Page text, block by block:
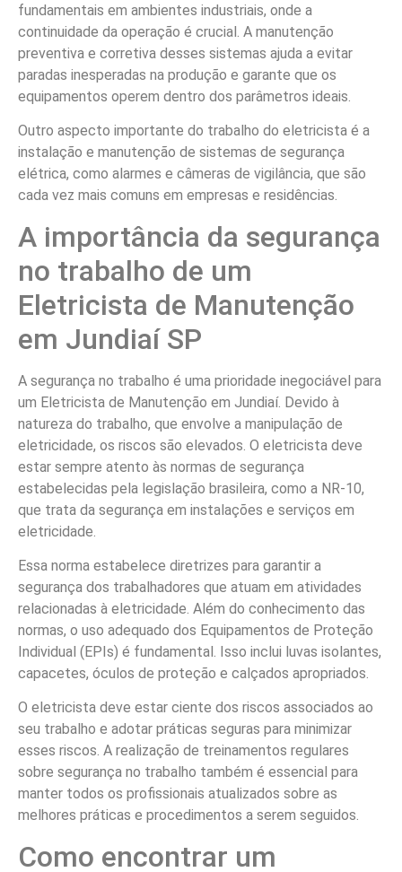
fundamentais em ambientes industriais, onde a
continuidade da operação é crucial. A manutenção
preventiva e corretiva desses sistemas ajuda a evitar
paradas inesperadas na produção e garante que os
equipamentos operem dentro dos parâmetros ideais.
Outro aspecto importante do trabalho do eletricista é a
instalação e manutenção de sistemas de segurança
elétrica, como alarmes e câmeras de vigilância, que são
cada vez mais comuns em empresas e residências.
A importância da segurança
no trabalho de um
Eletricista de Manutenção
em Jundiaí SP
A segurança no trabalho é uma prioridade inegociável para
um Eletricista de Manutenção em Jundiaí. Devido à
natureza do trabalho, que envolve a manipulação de
eletricidade, os riscos são elevados. O eletricista deve
estar sempre atento às normas de segurança
estabelecidas pela legislação brasileira, como a NR-10,
que trata da segurança em instalações e serviços em
eletricidade.
Essa norma estabelece diretrizes para garantir a
segurança dos trabalhadores que atuam em atividades
relacionadas à eletricidade. Além do conhecimento das
normas, o uso adequado dos Equipamentos de Proteção
Individual (EPIs) é fundamental. Isso inclui luvas isolantes,
capacetes, óculos de proteção e calçados apropriados.
O eletricista deve estar ciente dos riscos associados ao
seu trabalho e adotar práticas seguras para minimizar
esses riscos. A realização de treinamentos regulares
sobre segurança no trabalho também é essencial para
manter todos os profissionais atualizados sobre as
melhores práticas e procedimentos a serem seguidos.
Como encontrar um